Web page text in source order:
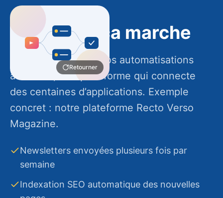
Retourner
Du sur-mesure, pas une usine à gaz
Audit de vos tâches chronophages,
conception du flux, mise en production et
suivi. Simple pour vous, robuste en coulisses.
Audit → conception → tests → suivi
Documenté
Retourner
Comment ça marche
Nous construisons vos automatisations
avec n8n, une plateforme qui connecte
des centaines d’applications. Exemple
concret : notre plateforme Recto Verso
Magazine.
Newsletters envoyées plusieurs fois par
semaine
Indexation SEO automatique des nouvelles